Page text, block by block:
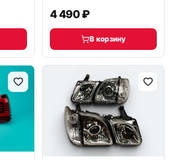
4 490 ₽
В корзину